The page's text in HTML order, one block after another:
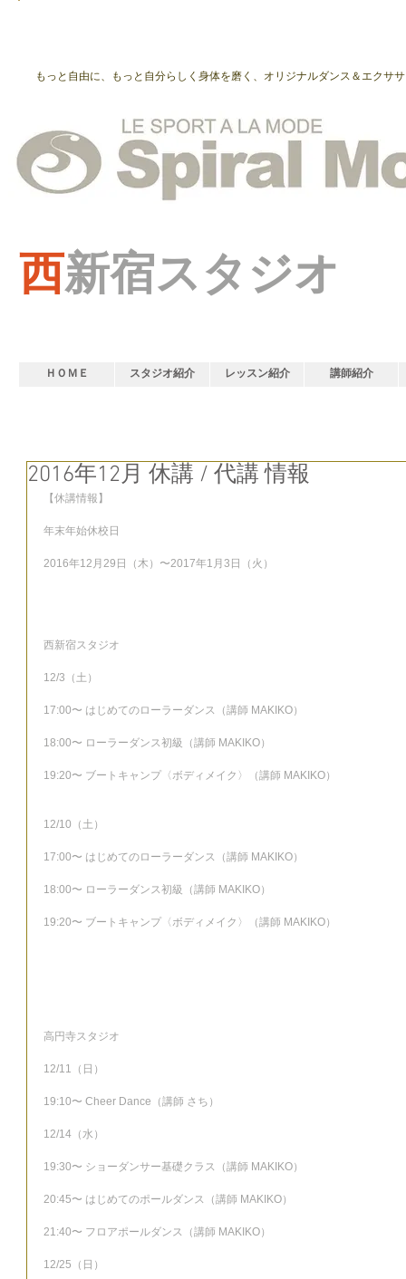
もっと自由に、もっと自分らしく身体を磨く、オリジナルダンス＆エクサ
西新宿スタジオ
ＨＯＭＥ スタジオ紹介 レッスン紹介 講師紹介
2016年12月 休講 / 代講 情報
【休講情報】
年末年始休校日
2016年12月29日（木）〜2017年1月3日（火）
西新宿スタジオ
12/3（土）
17:00〜 はじめてのローラーダンス（講師 MAKIKO）
18:00〜 ローラーダンス初級（講師 MAKIKO）
19:20〜 ブートキャンプ〈ボディメイク〉（講師 MAKIKO）
12/10（土）
17:00〜 はじめてのローラーダンス（講師 MAKIKO）
18:00〜 ローラーダンス初級（講師 MAKIKO）
19:20〜 ブートキャンプ〈ボディメイク〉（講師 MAKIKO）
高円寺スタジオ
12/11（日）
19:10〜 Cheer Dance（講師 さち）
12/14（水）
19:30〜 ショーダンサー基礎クラス（講師 MAKIKO）
20:45〜 はじめてのポールダンス（講師 MAKIKO）
21:40〜 フロアポールダンス（講師 MAKIKO）
12/25（日）